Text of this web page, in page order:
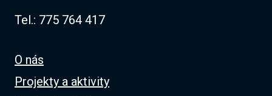
Tel.: 775 764 417
O nás
Projekty a aktivity